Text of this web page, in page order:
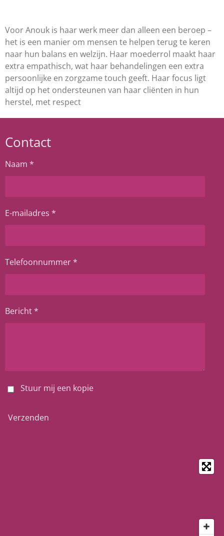
Voor Anouk is haar werk meer dan alleen een beroep –
het is een manier om mensen te helpen terug te keren
naar hun balans en welzijn. Haar moederrol maakt haar
extra empathisch, wat haar behandelingen een extra
persoonlijke en zorgzame touch geeft. Haar focus ligt
altijd op het ondersteunen van haar cliënten in hun
herstel, met respect
Contact
Naam *
E-mailadres *
Telefoonnummer *
Bericht *
Stuur mij een kopie
Verzenden